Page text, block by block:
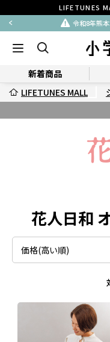
LIFETUNES
令和8年熊
新着商品
LIFETUNES MALL
花人日和